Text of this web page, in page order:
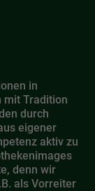
in
mit Tradition
durch
eigener
aktiv zu
denn wir
als Vorreiter